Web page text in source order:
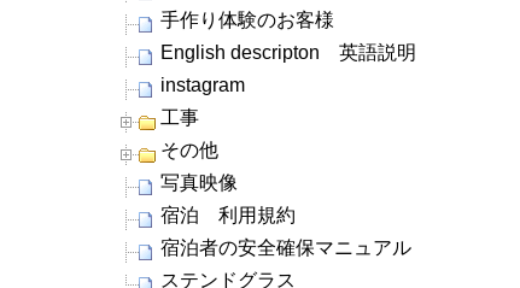
手作り体験のお客様
English descripton 英語説明
instagram
工事
その他
写真映像
宿泊 利用規約
宿泊者の安全確保マニュアル
ステンドグラス